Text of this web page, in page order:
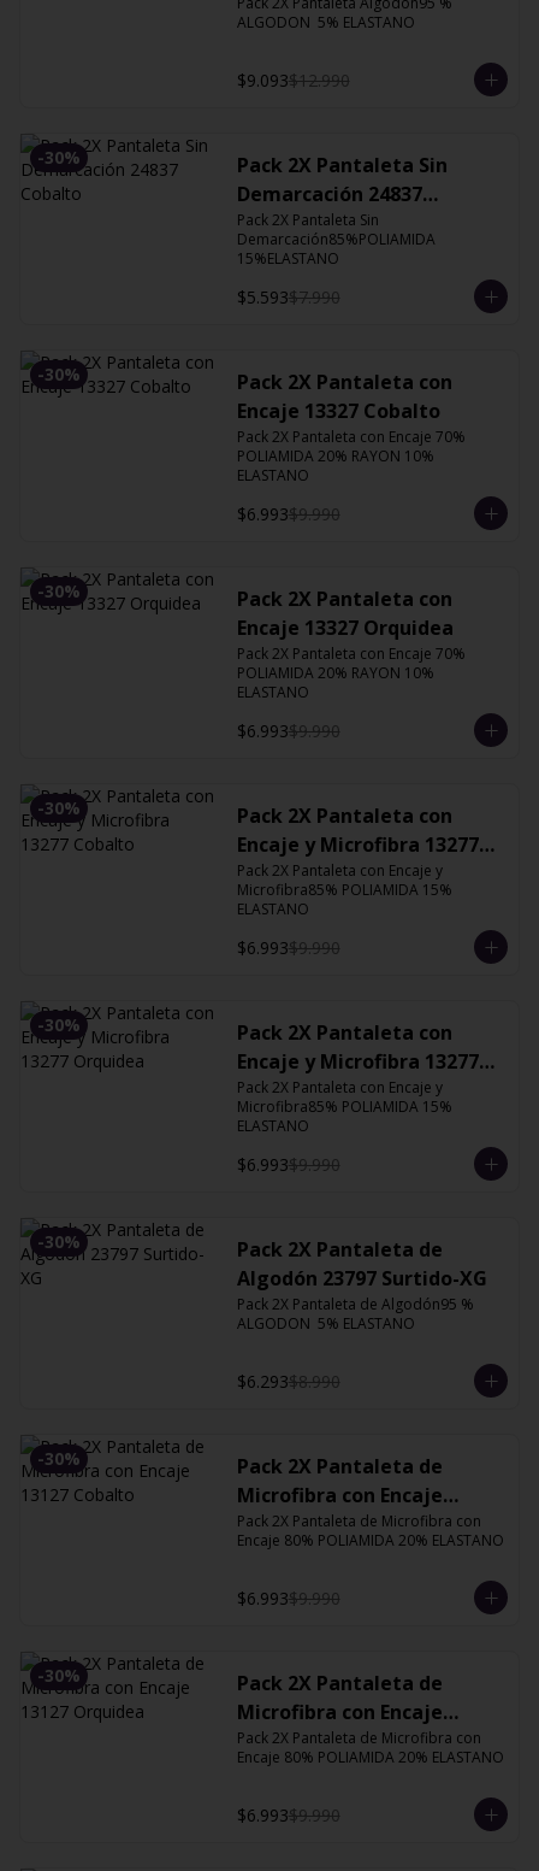
ALGODON  5% ELASTANO
$9.093$12.990
-30%
Pack 2X Pantaleta Sin
Demarcación 24837
Cobalto
Pack 2X Pantaleta Sin
Demarcación85%POLIAMIDA
15%ELASTANO
$5.593$7.990
-30%
Pack 2X Pantaleta con
Encaje 13327 Cobalto
Pack 2X Pantaleta con Encaje 70%
POLIAMIDA 20% RAYON 10%
ELASTANO
$6.993$9.990
-30%
Pack 2X Pantaleta con
Encaje 13327 Orquidea
Pack 2X Pantaleta con Encaje 70%
POLIAMIDA 20% RAYON 10%
ELASTANO
$6.993$9.990
-30%
Pack 2X Pantaleta con
Encaje y Microfibra 13277
Cobalto
Pack 2X Pantaleta con Encaje y
Microfibra85% POLIAMIDA 15%
ELASTANO
$6.993$9.990
-30%
Pack 2X Pantaleta con
Encaje y Microfibra 13277
Orquidea
Pack 2X Pantaleta con Encaje y
Microfibra85% POLIAMIDA 15%
ELASTANO
$6.993$9.990
-30%
Pack 2X Pantaleta de
Algodón 23797 Surtido-XG
Pack 2X Pantaleta de Algodón95 %
ALGODON  5% ELASTANO
$6.293$8.990
-30%
Pack 2X Pantaleta de
Microfibra con Encaje
13127 Cobalto
Pack 2X Pantaleta de Microfibra con
Encaje 80% POLIAMIDA 20% ELASTANO
$6.993$9.990
-30%
Pack 2X Pantaleta de
Microfibra con Encaje
13127 Orquidea
Pack 2X Pantaleta de Microfibra con
Encaje 80% POLIAMIDA 20% ELASTANO
$6.993$9.990